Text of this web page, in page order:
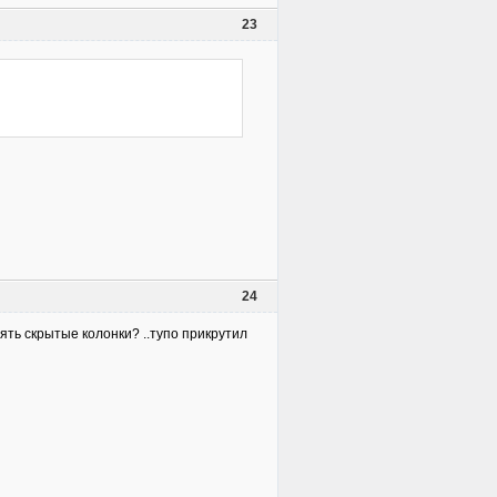
23
24
скрытые колонки? ..тупо прикрутил